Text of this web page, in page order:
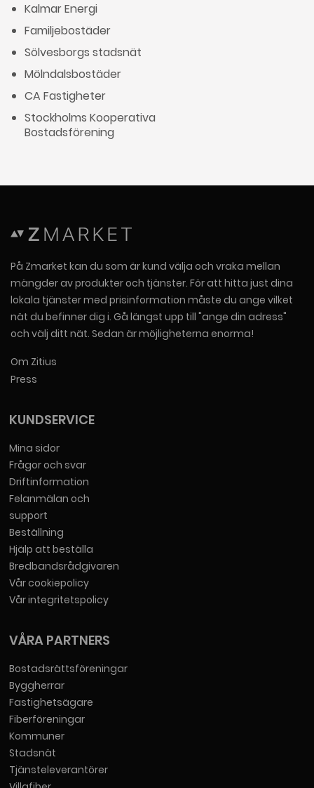
Kalmar Energi
Familjebostäder
Sölvesborgs stadsnät
Mölndalsbostäder
CA Fastigheter
Stockholms Kooperativa
Bostadsförening
På Zmarket kan du som är kund välja och vraka mellan
mängder av produkter och tjänster. För att hitta just dina
lokala tjänster med prisinformation måste du ange vilket
nät du befinner dig i. Gå längst upp till "ange din adress"
och välj ditt nät. Sedan är möjligheterna enorma!
Om Zitius
Press
KUNDSERVICE
Mina sidor
Frågor och svar
Driftinformation
Felanmälan och
support
Beställning
Hjälp att beställa
Bredbandsrådgivaren
Vår cookiepolicy
Vår integritetspolicy
VÅRA PARTNERS
Bostadsrättsföreningar
Byggherrar
Fastighetsägare
Fiberföreningar
Kommuner
Stadsnät
Tjänsteleverantörer